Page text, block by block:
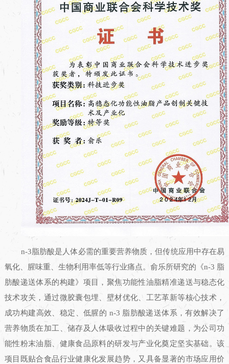
n-3 脂肪酸是人体必需的重要营养物质，但传统应用中存在易
氧化、腥味重、生物利用率低等行业痛点。俞乐所研究的 《n-3 脂
肪酸递送体系的构建》项目，聚焦功能性油脂精准递送与稳态化
技术攻关，通过微胶囊包埋、壁材优化、工艺革新等核心技术，
成功构建高效、稳定、低腥的 n-3 脂肪酸递送体系，有效解决了
营养物质在加工、储存及人体吸收过程中的关键难题，为公司功
能性粉末油脂、健康食品原料的研发与产业化奠定坚实基础。该
项目既贴合食品行业健康化发展趋势，又具备显著的市场应用价